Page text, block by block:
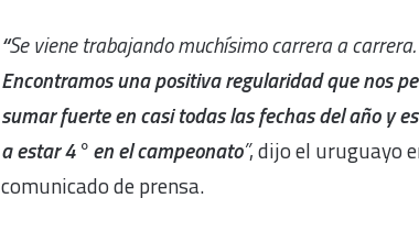
“Se viene trabajando muchísimo carrera a carrera.
Encontramos una positiva regularidad que nos
sumar fuerte en casi todas las fechas del año y
a estar 4° en el campeonato”, dijo el uruguayo
comunicado de prensa.